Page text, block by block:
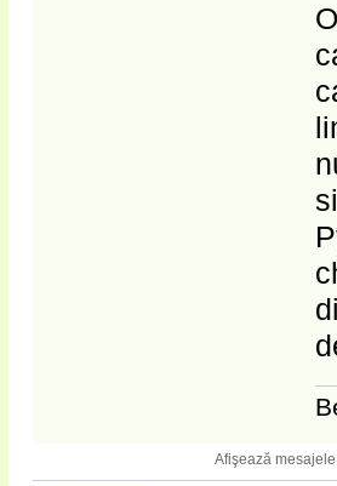
Afişează